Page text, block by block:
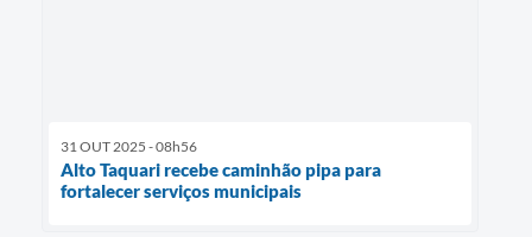
31 OUT 2025 - 08h56
Alto Taquari recebe caminhão pipa para
fortalecer serviços municipais